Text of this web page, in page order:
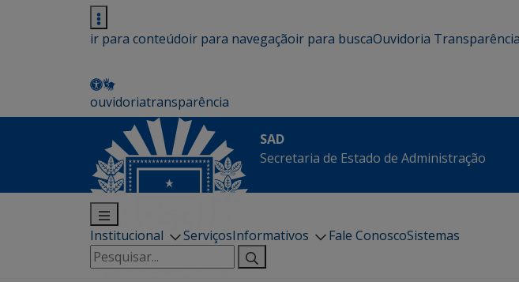
ir para conteúdoir para navegaçãoir para buscaOuvidoria Transparência
ouvidoriatransparência
SAD
Secretaria de Estado de Administração
Institucional ServiçosInformativos Fale ConoscoSistemas
Pesquisar
por: